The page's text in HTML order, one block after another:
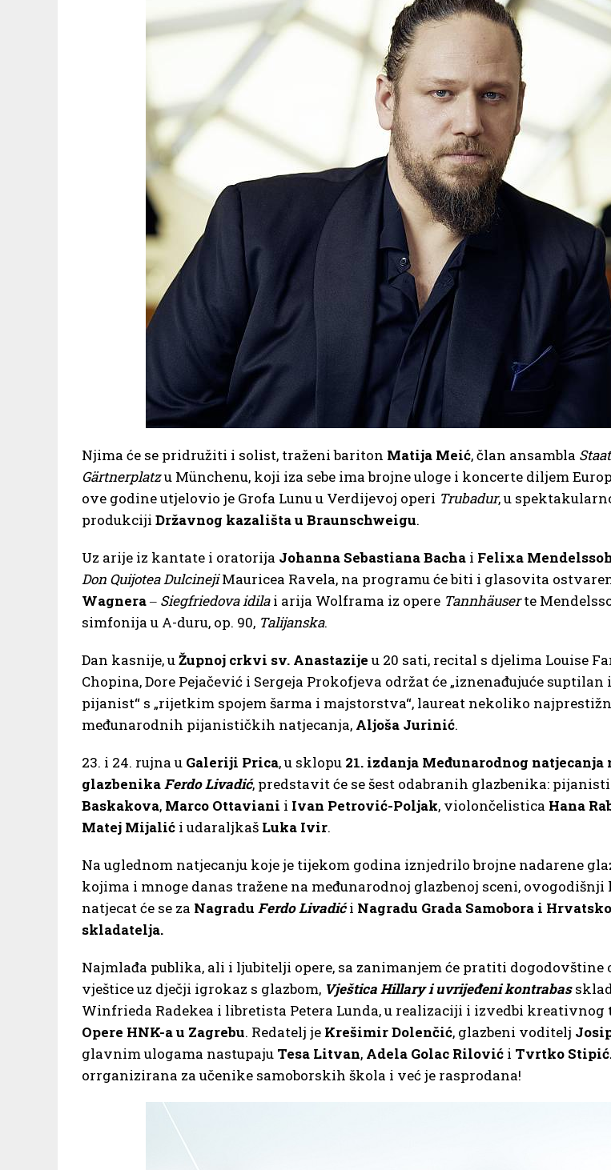
Njima će se pridružiti i solist, traženi bariton Matija Meić, član ansambla
Gärtnerplatzu Münchenu, koji iza sebe ima brojne uloge i koncerte diljem
ove godine utjelovio je Grofa Lunu u Verdijevoj operi Trubadur, u
produkciji Državnog kazališta u Braunschweigu.
Uz arije iz kantate i oratorija Johanna Sebastiana Bacha i Felixa
Don Quijotea DulcinejiMauricea Ravela, na programu će biti i glasovita
Wagnera‒ Siegfriedova idilai arija Wolframa iz opere Tannhäuserte
simfonija u A-duru, op. 90, Talijanska.
Dan kasnije, uŽupnoj crkvi sv. Anastazije u 20 sati, recital s djelima Louise
Chopina, Dore Pejačević i Sergeja Prokofjeva održat će „iznenađujuće
pijanist“ s „rijetkim spojem šarma i majstorstva“, laureat nekoliko
međunarodnih pijanističkih natjecanja, Aljoša Jurinić.
23. i 24. rujna u Galeriji Prica, u sklopu 21. izdanja Međunarodnog natjecanja
glazbenikaFerdo Livadić, predstavit će se šest odabranih glazbenika: pijanisti
Baskakova, Marco Ottaviani i Ivan Petrović-Poljak, violončelistica Hana
Matej Mijalić i udaraljkaš Luka Ivir.
Na uglednom natjecanju koje je tijekom godina iznjedrilo brojne nadarene
kojima i mnoge danas tražene na međunarodnoj glazbenoj sceni,
natjecat će se za Nagradu FerdoLivadić i Nagradu Grada Samobora i
skladatelja.
Najmlađa publika, ali i ljubitelji opere, sa zanimanjem će pratiti dogodovštine
vještice uz dječji igrokaz s glazbom, Vještica Hillary i uvrijeđeni kontrabas
Winfrieda Radekea i libretista Petera Lunda, u realizaciji i izvedbi kreativnog
Opere HNK-a u Zagrebu. Redatelj je Krešimir Dolenčić, glazbeni voditelj
glavnim ulogama nastupaju Tesa Litvan, Adela Golac Rilović i Tvrtko
orrganizirana za učenike samoborskih škola i već je rasprodana!